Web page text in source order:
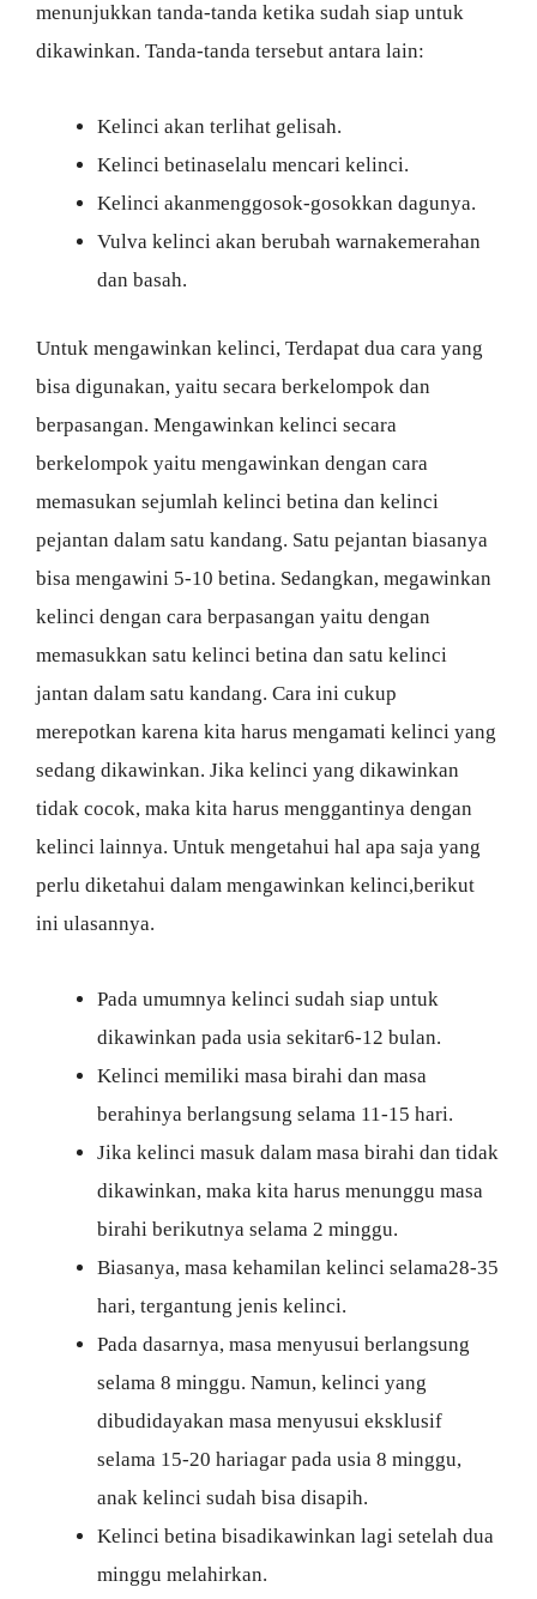
menunjukkan tanda-tanda ketika sudah siap untuk
dikawinkan. Tanda-tanda tersebut antara lain:
Kelinci akan terlihat gelisah.
Kelinci betinaselalu mencari kelinci.
Kelinci akanmenggosok-gosokkan dagunya.
Vulva kelinci akan berubah warnakemerahan
dan basah.
Untuk mengawinkan kelinci, Terdapat dua cara yang
bisa digunakan, yaitu secara berkelompok dan
berpasangan. Mengawinkan kelinci secara
berkelompok yaitu mengawinkan dengan cara
memasukan sejumlah kelinci betina dan kelinci
pejantan dalam satu kandang. Satu pejantan biasanya
bisa mengawini 5-10 betina. Sedangkan, megawinkan
kelinci dengan cara berpasangan yaitu dengan
memasukkan satu kelinci betina dan satu kelinci
jantan dalam satu kandang. Cara ini cukup
merepotkan karena kita harus mengamati kelinci yang
sedang dikawinkan. Jika kelinci yang dikawinkan
tidak cocok, maka kita harus menggantinya dengan
kelinci lainnya. Untuk mengetahui hal apa saja yang
perlu diketahui dalam mengawinkan kelinci,berikut
ini ulasannya.
Pada umumnya kelinci sudah siap untuk
dikawinkan pada usia sekitar6-12 bulan.
Kelinci memiliki masa birahi dan masa
berahinya berlangsung selama 11-15 hari.
Jika kelinci masuk dalam masa birahi dan tidak
dikawinkan, maka kita harus menunggu masa
birahi berikutnya selama 2 minggu.
Biasanya, masa kehamilan kelinci selama28-35
hari, tergantung jenis kelinci.
Pada dasarnya, masa menyusui berlangsung
selama 8 minggu. Namun, kelinci yang
dibudidayakan masa menyusui eksklusif
selama 15-20 hariagar pada usia 8 minggu,
anak kelinci sudah bisa disapih.
Kelinci betina bisadikawinkan lagi setelah dua
minggu melahirkan.